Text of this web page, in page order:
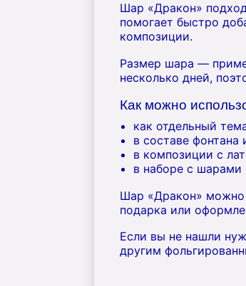
Шар «Дракон»
помогает быстро
композиции.
Размер шара —
несколько дней,
Как можно
как отдельный
в составе фонтана
в композиции с
в наборе с шарами
Шар «Дракон» можно
подарка или
Если вы не нашли
другим